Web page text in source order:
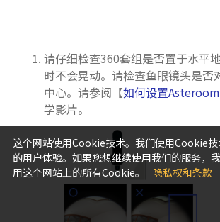
请仔细检查360套组是否置于水平
时不会晃动。请检查鱼眼镜头是否
中心。请参阅【如何设置
学影片。
这个网站使用Cookie技术。我们使用Cookie
的用户体验。如果您想继续使用我们的服务，
用这个网站上的所有Cookie。
隐私权和条款